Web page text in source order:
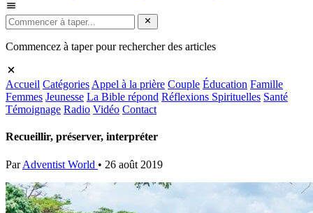
Commencez à taper pour rechercher des articles
Accueil Catégories Appel à la prière Couple Éducation Famille
Femmes Jeunesse La Bible répond Réflexions Spirituelles Santé
Témoignage Radio Vidéo Contact
Recueillir, préserver, interpréter
Par Adventist World • 26 août 2019